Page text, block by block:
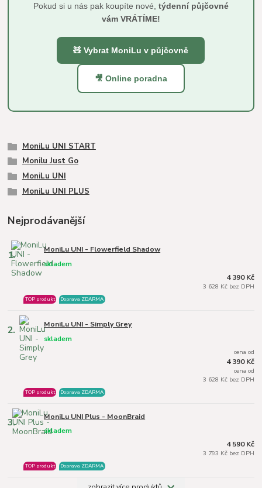
Pokud si u nás pak koupíte nové, týdenní půjčovné
vám VRÁTÍME!
🧸 Vybrat MoniLu v půjčovně
🎥 Online poradna
MoniLu UNI START
Monilu Just Go
MoniLu UNI
MoniLu UNI PLUS
Nejprodávanější
1. MoniLu UNI - Flowerfield Shadow
skladem
TOP produkt Doprava ZDARMA
4 390 Kč
3 628 Kč bez DPH
2. MoniLu UNI - Simply Grey
skladem
TOP produkt Doprava ZDARMA
cena od
4 390 Kč
cena od
3 628 Kč bez DPH
3. MoniLu UNI Plus - MoonBraid
skladem
TOP produkt Doprava ZDARMA
4 590 Kč
3 793 Kč bez DPH